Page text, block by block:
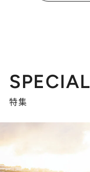
SPECIAL
特集